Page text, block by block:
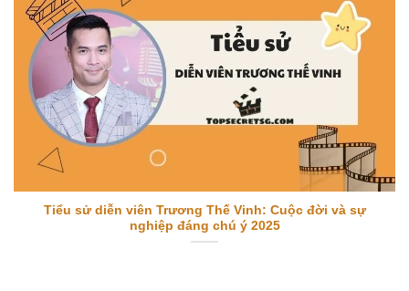
Tiểu sử diễn viên Trương Thế Vinh: Cuộc đời và sự
nghiệp đáng chú ý 2025